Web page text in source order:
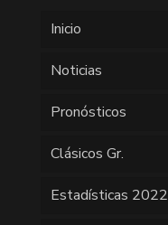
Inicio
Noticias
Pronósticos
Clásicos Gr.
Estadísticas 2022